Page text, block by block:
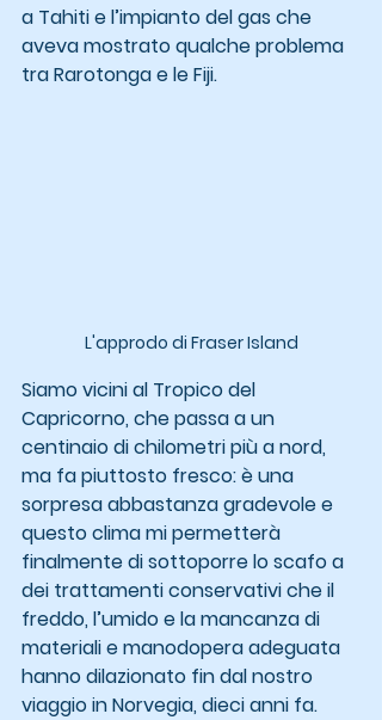
a Tahiti e l’impianto del gas che
aveva mostrato qualche problema
tra Rarotonga e le Fiji.
L'approdo di Fraser Island
Siamo vicini al Tropico del
Capricorno, che passa a un
centinaio di chilometri più a nord,
ma fa piuttosto fresco: è una
sorpresa abbastanza gradevole e
questo clima mi permetterà
finalmente di sottoporre lo scafo a
dei trattamenti conservativi che il
freddo, l’umido e la mancanza di
materiali e manodopera adeguata
hanno dilazionato fin dal nostro
viaggio in Norvegia, dieci anni fa.